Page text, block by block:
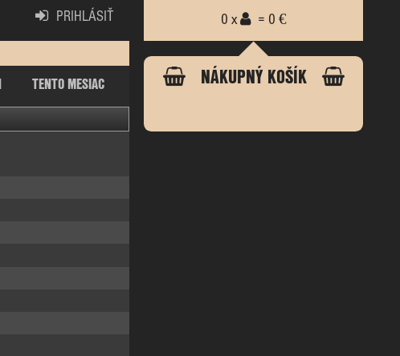
PRIHLÁSIŤ
TENTO MESIAC
0 x = 0 €
NÁKUPNÝ KOŠÍK